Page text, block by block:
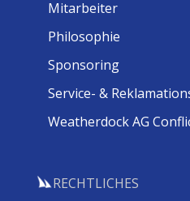
Mitarbeiter
Philosophie
Sponsoring
Service- &
Weatherdock AG
RECHTLICHES